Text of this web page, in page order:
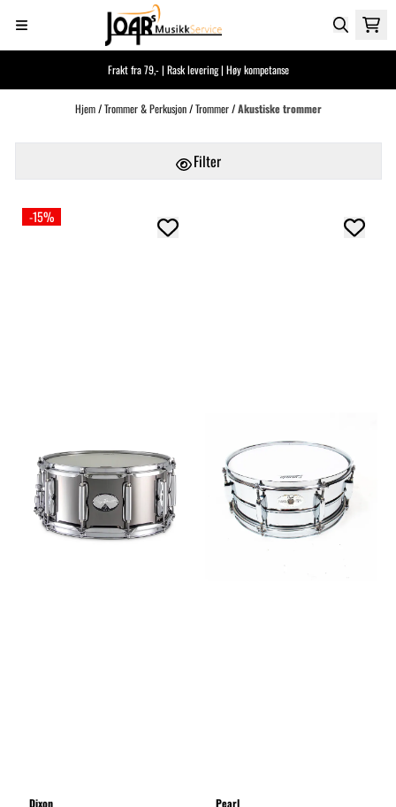
Hopp til innhold
Frakt fra 79,- | Rask levering | Høy kompetanse
Hjem/Trommer & Perkusjon/Trommer/Akustiske trommer
Filter
-15%
Dixon Pearl